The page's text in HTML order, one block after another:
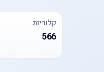
קלוריות
566